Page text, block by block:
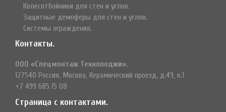
Колесотбойники для стен и углов.
Защитные демпферы для стен и углов.
Системы ограждения.
Контакты.
ООО «Спецмонтаж Технолоджи».
127540 Россия, Москва, Керамический проезд, д.49, к.1
+7 499 685 15 08
Страница с контактами.